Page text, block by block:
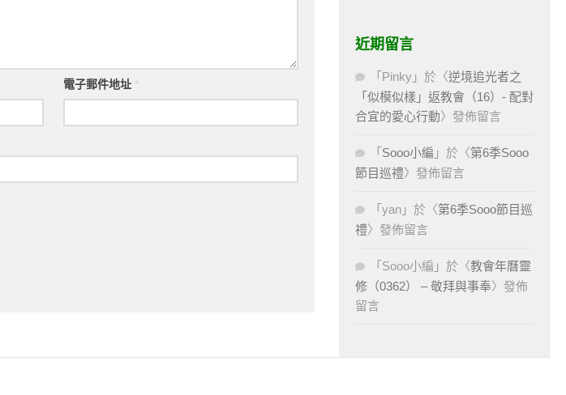
電子郵件地址
近期留言
「 Pinky 」於〈逆境追光者之
「似模似樣」返教會（16）- 配對
合宜的愛心行動〉發佈留言
「 Sooo小編 」於〈第6季Sooo
節目巡禮〉發佈留言
「 yan 」於〈第6季Sooo節目巡
禮〉發佈留言
「 Sooo小編 」於〈教會年曆靈
修（0362） – 敬拜與事奉〉發佈
留言